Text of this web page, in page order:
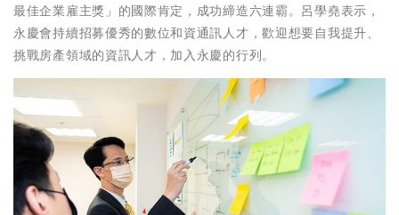
最佳企業雇主獎」的國際肯定，成功締造六連霸。呂學堯表示，
永慶會持續招募優秀的數位和資通訊人才，歡迎想要自我提升、
挑戰房產領域的資訊人才，加入永慶的行列。